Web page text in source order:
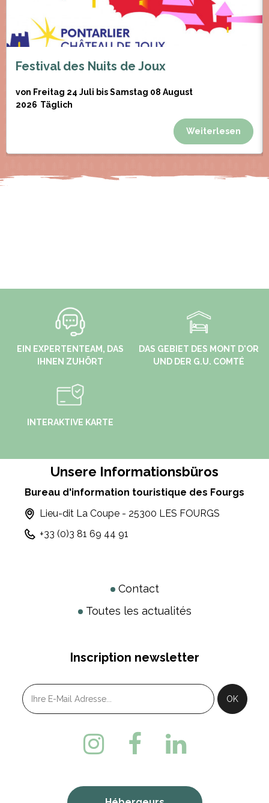
Festival des Nuits de Joux
von Freitag 24 Juli bis Samstag 08 August
2026 Täglich
Weiterlesen
EIN EXPERTENTEAM, DAS
IHNEN ZUHÖRT
DAS GEBIET DES MONT D'OR
UND DER G.U. COMTÉ
INTERAKTIVE KARTE
Unsere Informationsbüros
Bureau d'information touristique des Fourgs
Lieu-dit La Coupe - 25300 LES FOURGS
+33 (0)3 81 69 44 91
Contact
Toutes les actualités
Inscription newsletter